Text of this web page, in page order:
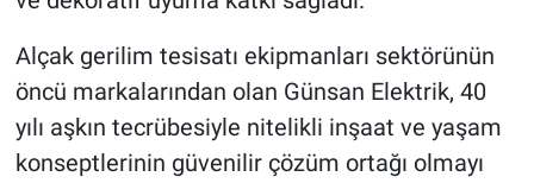
Alçak gerilim tesisatı ekipmanları sektörünün
öncü markalarından olan Günsan Elektrik, 40
yılı aşkın tecrübesiyle nitelikli inşaat ve yaşam
konseptlerinin güvenilir çözüm ortağı olmayı